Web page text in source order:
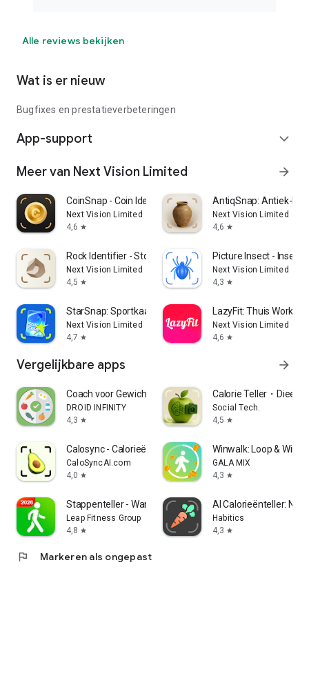
Alle reviews bekijken
Wat is er nieuw
Bugfixes en prestatieverbeteringen
App-support expand_more
Meer van Next Vision Limited arrow_forward
CoinSnap - Coin Identifier
Next Vision Limited
4,6 star
AntiqSnap: Antiek-ID
Next Vision Limited
4,6 star
Rock Identifier - Stone ID
Next Vision Limited
4,5 star
Picture Insect -
Next Vision Limited
4,3 star
StarSnap: Sportkaart Scanner
Next Vision Limited
4,7 star
LazyFit: Thuis Workout
Next Vision Limited
4,6 star
Vergelijkbare apps arrow_forward
Coach voor Gewichtsverlies
DROID INFINITY
4,3 star
Calorie Teller・Dieet
Social Tech.
4,5 star
Calosync - Calorieënteller
CaloSyncAI.com
4,0 star
Winwalk: Loop & Win
GALA MIX
4,3 star
Stappenteller - Wandelapp
Leap Fitness Group
4,8 star
AI Calorieënteller:
Habitics
4,3 star
flag Markeren als ongepast